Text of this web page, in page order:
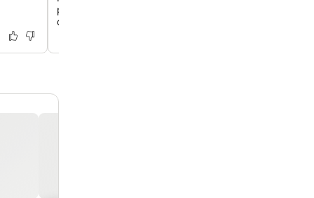
parçaları ve konforlu Schramm yataklarla donatılmış 39
döşenmiş odayı keşfet.